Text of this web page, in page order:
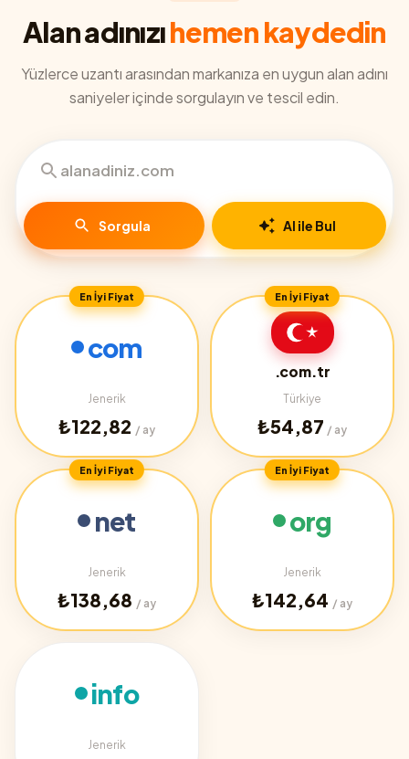
Alan adınızıhemen kaydedin
Yüzlerce uzantı arasından markanıza en uygun alan adını
saniyeler içinde sorgulayın ve tescil edin.
Sorgula AI ile Bul
En İyi Fiyat
com
Jenerik
₺122,82 / ay
En İyi Fiyat
.com.tr
Türkiye
₺54,87 / ay
En İyi Fiyat
net
Jenerik
₺138,68 / ay
En İyi Fiyat
org
Jenerik
₺142,64 / ay
info
Jenerik